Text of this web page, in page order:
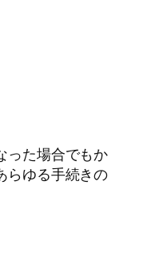
った場合でもか
らゆる手続きの